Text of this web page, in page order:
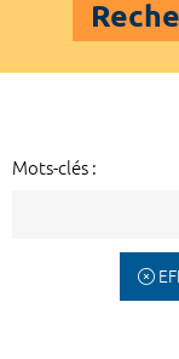
Mots-clés :